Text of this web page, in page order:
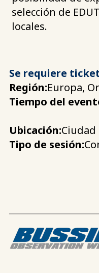
selección de
locales.
Se requiere
Región:Europa,
Tiempo del
Ubicación:Ciudad
Tipo de sesión: